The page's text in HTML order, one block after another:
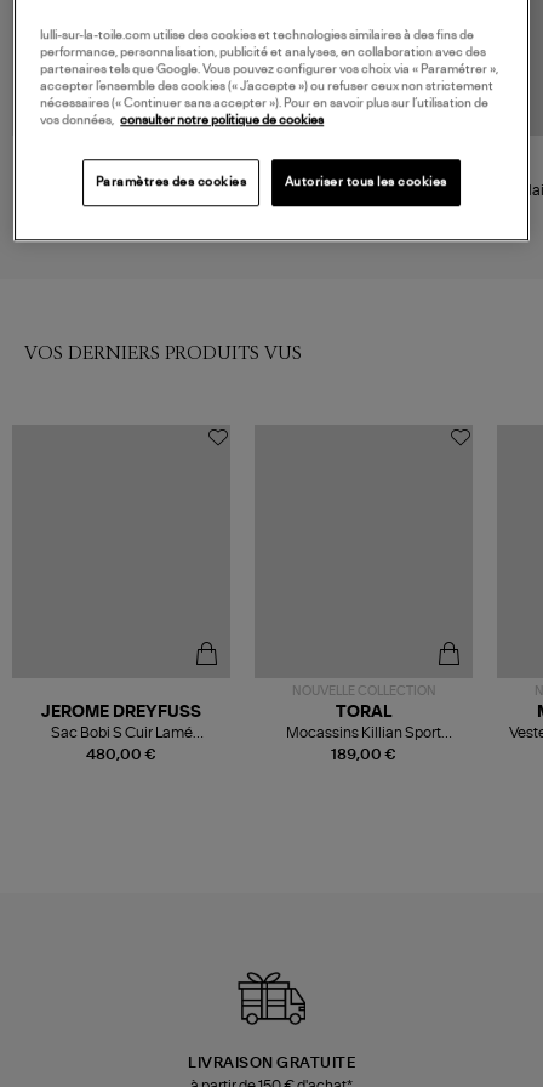
Maillot de Bain Orsay Marron
Chocolat
Maillot de Bain Monceau Une
Pièce Taupe Pailleté
VOS DERNIERS PRODUITS VUS
480,00 €
JEROME DREYFUSS
Sac Bobi S Cuir Lamé
Champagne
NOUVELLE COLLECTION
189,00 €
TORAL
Mocassins Killian Sport
Mousse
LIVRAISON GRATUITE
lulli-sur-la-toile.com utilise des cookies et technologies similaires à des fins de
performance, personnalisation, publicité et analyses, en collaboration avec des
partenaires tels que Google. Vous pouvez configurer vos choix via « Paramétrer »,
accepter l’ensemble des cookies (« J’accepte ») ou refuser ceux non strictement
nécessaires (« Continuer sans accepter »). Pour en savoir plus sur l’utilisation de
vos données, consulter notre politique de cookies
Paramètres des cookies Autoriser tous les cookies